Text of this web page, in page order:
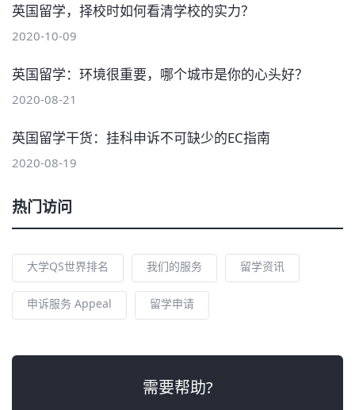
英国留学，择校时如何看清学校的实力？
2020-10-09
英国留学：环境很重要，哪个城市是你的心头好？
2020-08-21
英国留学干货：挂科申诉不可缺少的EC指南
2020-08-19
热门访问
大学QS世界排名 我们的服务 留学资讯
申诉服务 Appeal 留学申请
需要帮助?